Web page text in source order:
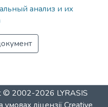
анализ и их
© 2002-2026 LYRASIS